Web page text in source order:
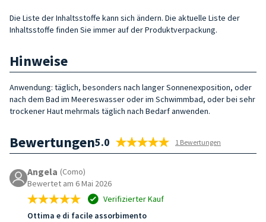
Die Liste der Inhaltsstoffe kann sich ändern. Die aktuelle Liste der
Inhaltsstoffe finden Sie immer auf der Produktverpackung.
Hinweise
Anwendung: täglich, besonders nach langer Sonnenexposition, oder
nach dem Bad im Meereswasser oder im Schwimmbad, oder bei sehr
trockener Haut mehrmals täglich nach Bedarf anwenden.
Bewertungen5.0 1 Bewertungen
Angela (Como)
Bewertet am 6 Mai 2026
Verifizierter Kauf
Ottima e di facile assorbimento